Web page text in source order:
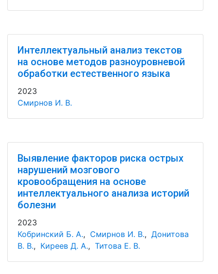
Интеллектуальный анализ текстов
на основе методов разноуровневой
обработки естественного языка
2023
Смирнов И. В.
Выявление факторов риска острых
нарушений мозгового
кровообращения на основе
интеллектуального анализа историй
болезни
2023
Кобринский Б. А., Смирнов И. В., Донитова
В. В., Киреев Д. А., Титова Е. В.